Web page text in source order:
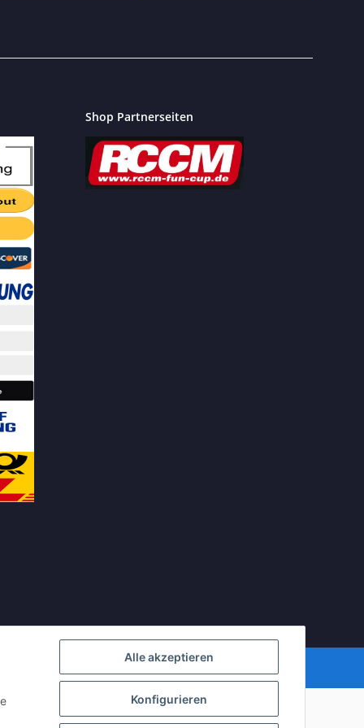
Alle akzeptieren
Konfigurieren
Shop Partnerseiten
ecomDATA LiteSpeed Cache